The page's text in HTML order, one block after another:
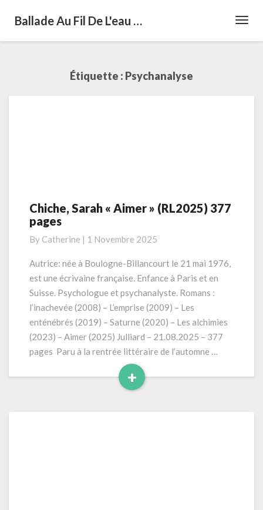
Ballade Au Fil De L'eau …
Étiquette : Psychanalyse
Chiche,
Sarah
(RL2025)
377
Chiche, Sarah « Aimer » (RL2025) 377
pages
By Catherine | 1 Novembre 2025
Autrice: née à Boulogne-Billancourt le 21 mai 1976,
est une écrivaine française. Enfance à Paris et en
Suisse. Psychologue et psychanalyste. Romans :
l’inachevée (2008) – L’emprise (2009) – Les
enténébrés (2019) – Saturne (2020) – Les alchimies
(2023) – Aimer (2025) Julliard – 21.08.2025 – 377
pages Paru à la rentrée littéraire de l’automne …
+
Read